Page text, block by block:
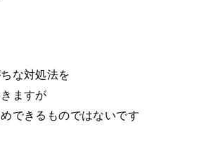
な対処法を
ますが
できるものではないです